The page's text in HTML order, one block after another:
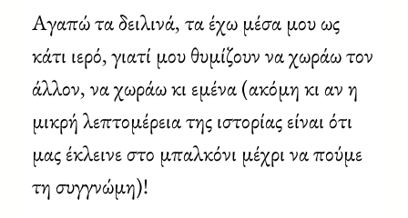
Αγαπώ τα δειλινά, τα έχω μέσα μου ως
κάτι ιερό, γιατί μου θυμίζουν να χωράω τον
άλλον, να χωράω κι εμένα (ακόμη κι αν η
μικρή λεπτομέρεια της ιστορίας είναι ότι
μας έκλεινε στο μπαλκόνι μέχρι να πούμε
τη συγγνώμη)!